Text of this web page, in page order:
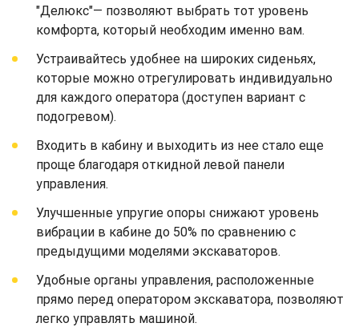
"Делюкс"— позволяют выбрать тот уровень
комфорта, который необходим именно вам.
Устраивайтесь удобнее на широких сиденьях,
которые можно отрегулировать индивидуально
для каждого оператора (доступен вариант с
подогревом).
Входить в кабину и выходить из нее стало еще
проще благодаря откидной левой панели
управления.
Улучшенные упругие опоры снижают уровень
вибрации в кабине до 50% по сравнению с
предыдущими моделями экскаваторов.
Удобные органы управления, расположенные
прямо перед оператором экскаватора, позволяют
легко управлять машиной.